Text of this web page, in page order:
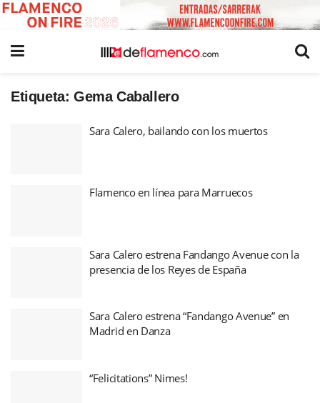
Etiqueta: Gema Caballero
Sara Calero, bailando con los muertos
Flamenco en línea para Marruecos
Sara Calero estrena Fandango Avenue con la
presencia de los Reyes de España
Sara Calero estrena “Fandango Avenue” en
Madrid en Danza
“Felicitations” Nimes!